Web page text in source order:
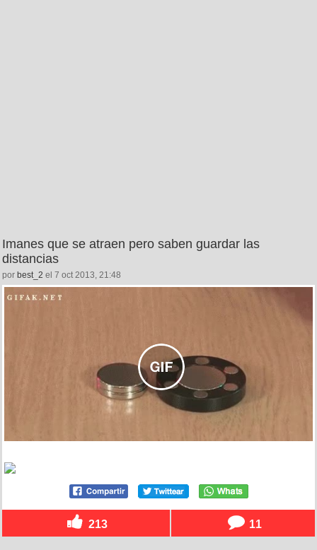
Imanes que se atraen pero saben guardar las
distancias
por best_2 el 7 oct 2013, 21:48
213 11